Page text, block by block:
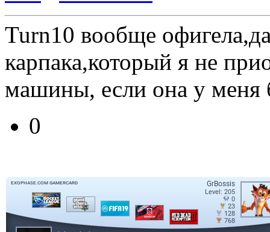
Turn10 вообще
карпака,который я не
машины, если она у меня
0